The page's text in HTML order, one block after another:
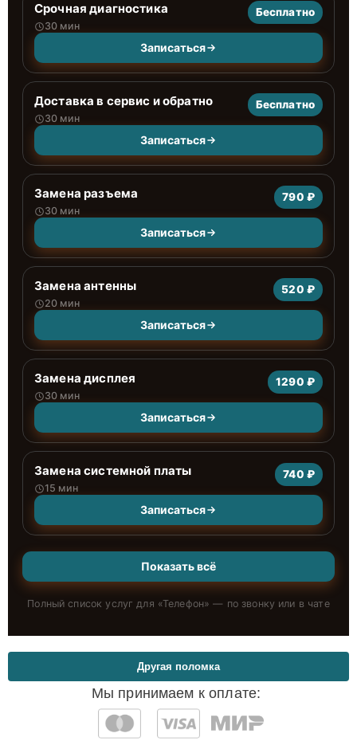
Срочная диагностика
30 мин
Бесплатно
Записаться
Доставка в сервис и обратно
30 мин
Бесплатно
Записаться
Замена разъема
30 мин
790 ₽
Записаться
Замена антенны
20 мин
520 ₽
Записаться
Замена дисплея
30 мин
1290 ₽
Записаться
Замена системной платы
15 мин
740 ₽
Записаться
Показать всё
Полный список услуг для «Телефон» — по звонку или в чате
Мы принимаем к оплате:
Другая поломка